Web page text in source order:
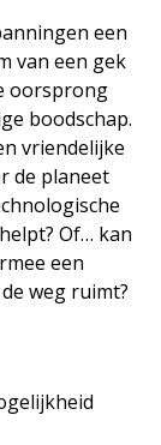
een
van een gek
oorsprong
boodschap.
vriendelijke
de planeet
helpt? Of… kan
een
weg ruimt?